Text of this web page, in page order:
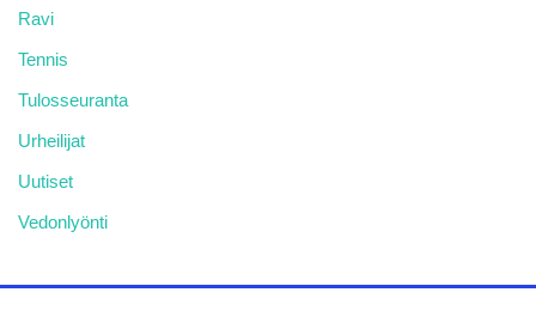
Ravi
Tennis
Tulosseuranta
Urheilijat
Uutiset
Vedonlyönti